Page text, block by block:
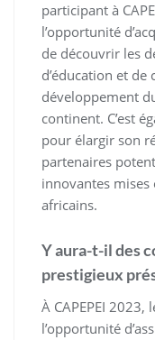
participant à
l’opportunité
de découvrir les
d’éducation et
développement
continent. C’est
pour élargir son
partenaires
innovantes mises
africains.
Y aura-t-il des
prestigieux
À CAPEPEI
l’opportunité